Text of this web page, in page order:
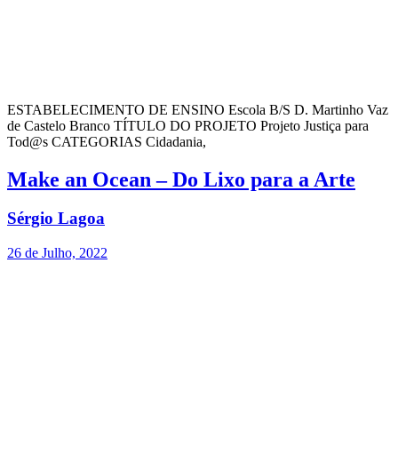
ESTABELECIMENTO DE ENSINO Escola B/S D. Martinho Vaz
de Castelo Branco TÍTULO DO PROJETO Projeto Justiça para
Tod@s CATEGORIAS Cidadania,
Make an Ocean – Do Lixo para a Arte
Sérgio Lagoa
26 de Julho, 2022